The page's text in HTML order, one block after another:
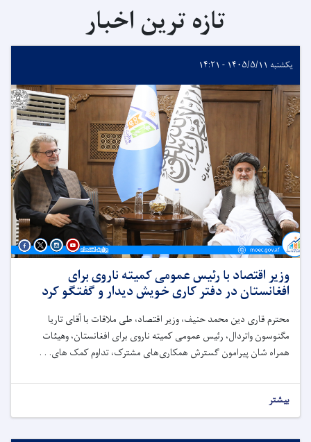
تازه ترین اخبار
یکشنبه ۱۴۰۵/۵/۱۱ - ۱۴:۲۱
وزیر اقتصاد با رئیس عمومی کمیته ناروی برای
افغانستان در دفتر کاری خویش دیدار و گفتگو کرد
محترم قاری دین ‌محمد حنیف، وزیر اقتصاد، طی ملاقات با آقای تاریا
مگنوسون واتردال، رئیس عمومی کمیته ناروی برای افغانستان، وهیئات
همراه شان پیرامون گسترش همکاری‌های مشترک، تداوم کمک های. . .
بیشتر